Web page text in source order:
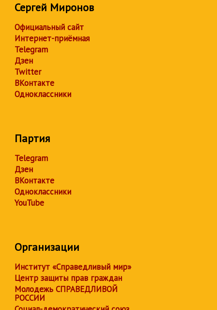
Сергей Миронов
Официальный сайт
Интернет-приёмная
Telegram
Дзен
Twitter
ВКонтакте
Одноклассники
Партия
Telegram
Дзен
ВКонтакте
Одноклассники
YouTube
Организации
Институт «Справедливый мир»
Центр защиты прав граждан
Молодежь СПРАВЕДЛИВОЙ
РОССИИ